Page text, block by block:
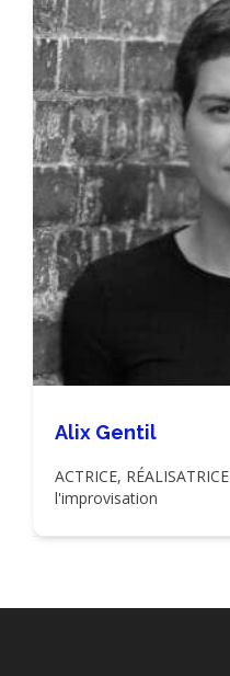
Alix Gentil
ACTRICE,
l'improvisation